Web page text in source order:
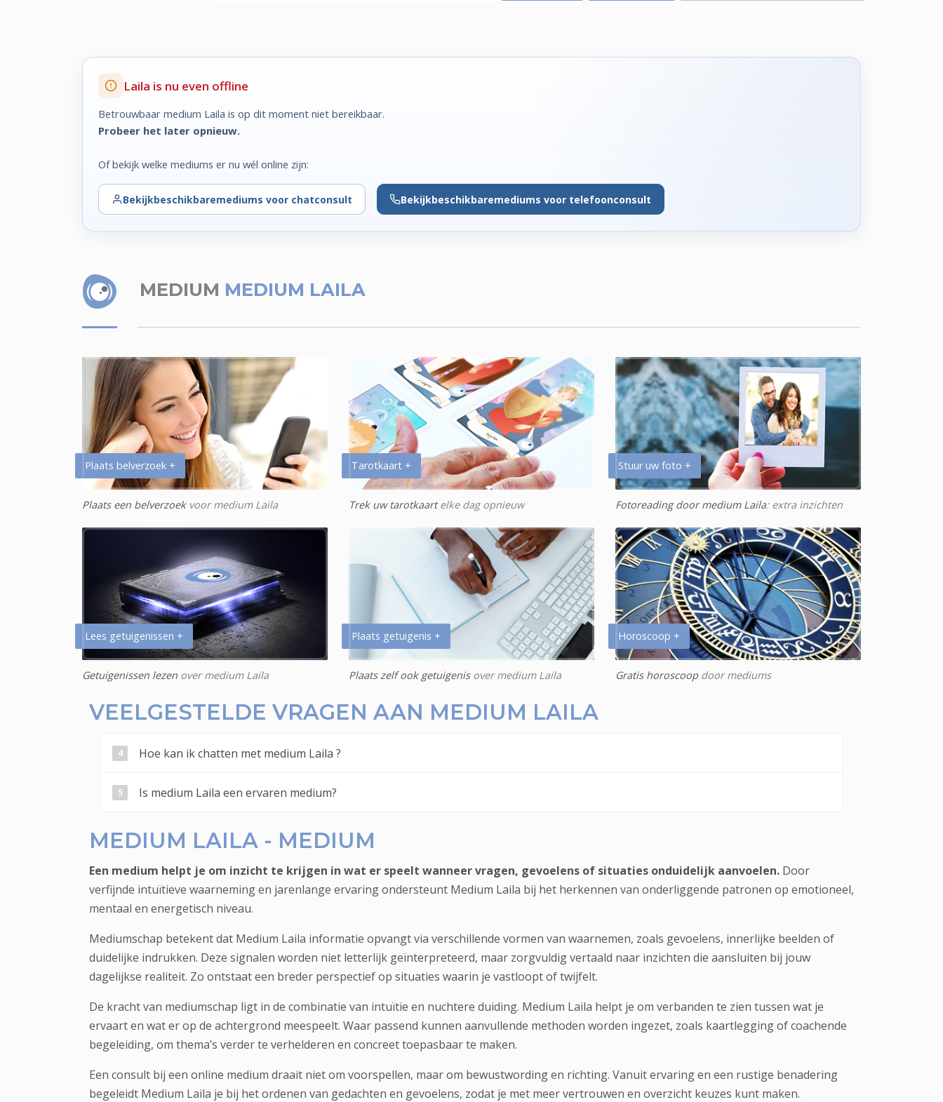
Laila is nu even offline
Betrouwbaar medium Laila is op dit moment niet bereikbaar.
Probeer het later opnieuw.
Of bekijk welke mediums er nu wél online zijn:
Bekijkbeschikbaremediums voor chatconsult Bekijkbeschikbaremediums voor telefoonconsult
MEDIUM MEDIUM LAILA
Plaats belverzoek +
Plaats een belverzoekvoor medium Laila
Tarotkaart +
Trek uw tarotkaartelke dag opnieuw
Stuur uw foto +
Fotoreading door medium Laila: extra inzichten
Lees getuigenissen +
Getuigenissen lezen over medium Laila
Plaats getuigenis +
Plaats zelf ook getuigenisover medium Laila
Horoscoop +
Gratis horoscoopdoor mediums
VEELGESTELDE VRAGEN AAN MEDIUM LAILA
Hoe kan ik chatten met medium Laila ?
Is medium Laila een ervaren medium?
MEDIUM LAILA - MEDIUM
Een medium helpt je om inzicht te krijgen in wat er speelt wanneer vragen, gevoelens of situaties onduidelijk aanvoelen. Door
verfijnde intuïtieve waarneming en jarenlange ervaring ondersteunt Medium Laila bij het herkennen van onderliggende patronen op emotioneel,
mentaal en energetisch niveau.
Mediumschap betekent dat Medium Laila informatie opvangt via verschillende vormen van waarnemen, zoals gevoelens, innerlijke beelden of
duidelijke indrukken. Deze signalen worden niet letterlijk geïnterpreteerd, maar zorgvuldig vertaald naar inzichten die aansluiten bij jouw
dagelijkse realiteit. Zo ontstaat een breder perspectief op situaties waarin je vastloopt of twijfelt.
De kracht van mediumschap ligt in de combinatie van intuïtie en nuchtere duiding. Medium Laila helpt je om verbanden te zien tussen wat je
ervaart en wat er op de achtergrond meespeelt. Waar passend kunnen aanvullende methoden worden ingezet, zoals kaartlegging of coachende
begeleiding, om thema’s verder te verhelderen en concreet toepasbaar te maken.
Een consult bij een online medium draait niet om voorspellen, maar om bewustwording en richting. Vanuit ervaring en een rustige benadering
begeleidt Medium Laila je bij het ordenen van gedachten en gevoelens, zodat je met meer vertrouwen en overzicht keuzes kunt maken.